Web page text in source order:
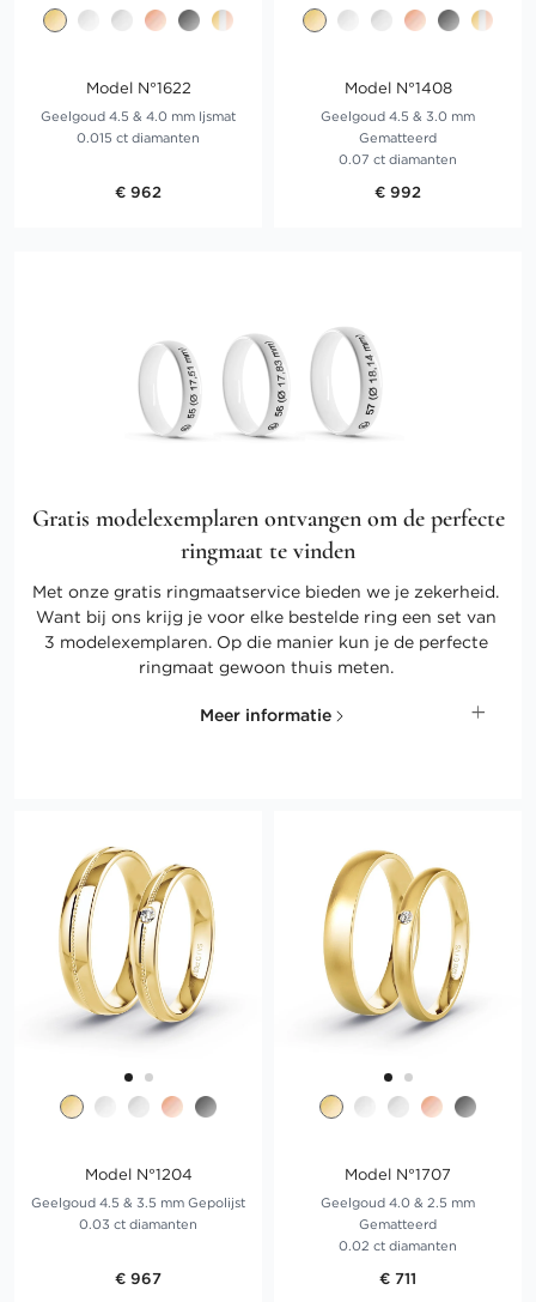
Model N°1622
Geelgoud 4.5 & 4.0 mm Ijsmat
0.015 ct diamanten
€ 962
Model N°1408
Geelgoud 4.5 & 3.0 mm
Gematteerd
0.07 ct diamanten
€ 992
Gratis modelexemplaren ontvangen om de perfecte
ringmaat te vinden
Met onze gratis ringmaatservice bieden we je zekerheid.
Want bij ons krijg je voor elke bestelde ring een set van
3 modelexemplaren. Op die manier kun je de perfecte
ringmaat gewoon thuis meten.
Meer informatie
Model N°1204
Geelgoud 4.5 & 3.5 mm Gepolijst
0.03 ct diamanten
€ 967
Model N°1707
Geelgoud 4.0 & 2.5 mm
Gematteerd
0.02 ct diamanten
€ 711